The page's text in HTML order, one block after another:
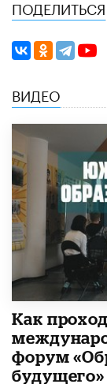
ПОДЕЛИТЬСЯ
ВИДЕО
Как
форум
будущего»​